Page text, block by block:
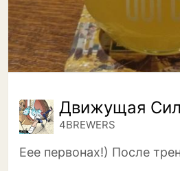
Движущая
4BREWERS
Еее первонах!) После